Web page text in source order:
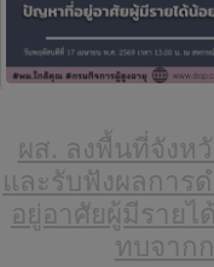
ผส. ลงพื้นที่จังห
และรับฟังผลการ
อยู่อาศัยผู้มีราย
ทบจาก